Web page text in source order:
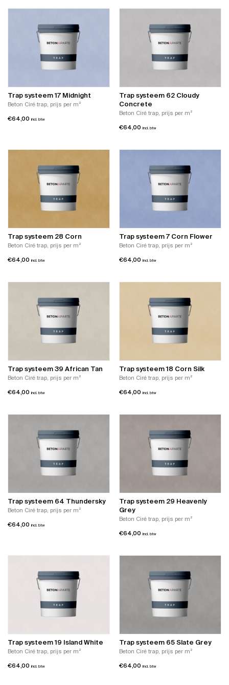
op
de
Trap systeem 17 Midnight
Beton Ciré trap, prijs per m²
€64,00 incl. btw
Trap systeem 62 Cloudy
Concrete
Beton Ciré trap, prijs per m²
€64,00 incl. btw
Trap systeem 28 Corn
Beton Ciré trap, prijs per m²
€64,00 incl. btw
Trap systeem 7 Corn Flower
Beton Ciré trap, prijs per m²
€64,00 incl. btw
Trap systeem 39 African Tan
Beton Ciré trap, prijs per m²
€64,00 incl. btw
Trap systeem 18 Corn Silk
Beton Ciré trap, prijs per m²
€64,00 incl. btw
Trap systeem 64 Thundersky
Beton Ciré trap, prijs per m²
€64,00 incl. btw
Trap systeem 29 Heavenly
Grey
Beton Ciré trap, prijs per m²
€64,00 incl. btw
Trap systeem 19 Island White
Beton Ciré trap, prijs per m²
€64,00 incl. btw
Trap systeem 65 Slate Grey
Beton Ciré trap, prijs per m²
€64,00 incl. btw